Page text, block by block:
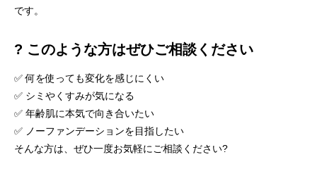
です。
? このような方はぜひご相談ください
✅ 何を使っても変化を感じにくい
✅ シミやくすみが気になる
✅ 年齢肌に本気で向き合いたい
✅ ノーファンデーションを目指したい
そんな方は、ぜひ一度お気軽にご相談ください?